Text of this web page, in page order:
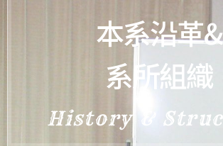
本系沿革&
系所組織
History &